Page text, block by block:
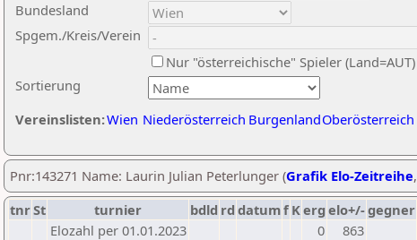
Sortierung
Bundesland
Spgem./Kreis/Verein
Nur "österreichische" Spieler (Land=AUT)
Vereinslisten:Wien Niederösterreich BurgenlandOberösterreich
Pnr:143271 Name: Laurin Julian Peterlunger (Grafik Elo-Zeitreihe,
tnrSt turnier bdld rd datumf Kerg elo+/-gegner
Elozahl per 01.01.2023
0
863